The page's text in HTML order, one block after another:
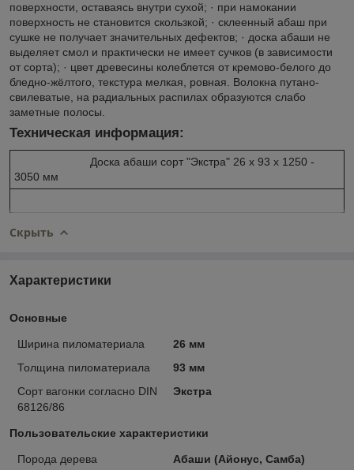
поверхности, оставаясь внутри сухой; · при намокании
поверхность не становится скользкой; · склеенный абаш при
сушке не получает значительных дефектов; · доска абаши не
выделяет смол и практически не имеет сучков (в зависимости
от сорта); · цвет древесины колеблется от кремово-белого до
бледно-жёлтого, текстура мелкая, ровная. Волокна путано-
свилеватые, на радиальных распилах образуются слабо
заметные полосы.
Техническая информация:
Доска абаши сорт "Экстра" 26 х 93 х 1250 -
3050 мм
Скрыть
Характеристики
Основные
Ширина пиломатериала
26 мм
Толщина пиломатериала
93 мм
Сорт вагонки согласно DIN
68126/86
Экстра
Пользовательские характеристики
Порода дерева Абаши (Айонус, Самба)